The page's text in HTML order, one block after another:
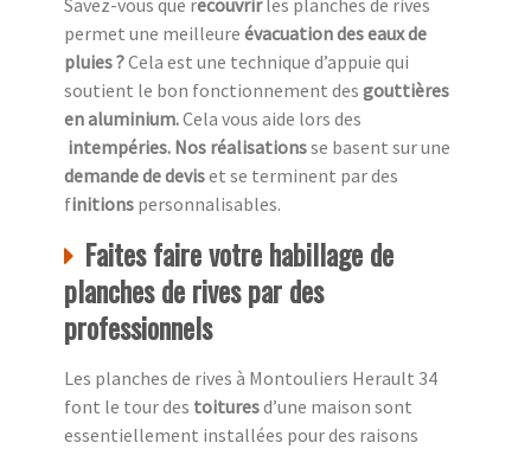
Savez-vous que recouvrirles planches de rives
permet une meilleure évacuation des eaux de
pluies ?Cela est une technique d’appuie qui
soutient le bon fonctionnement des gouttières
en aluminium.Cela vous aide lors des
intempéries. Nos réalisationsse basent sur une
demande de deviset se terminent par des
finitions personnalisables.
Faites faire votre habillage de
planches de rives par des
professionnels
Les planches de rives à Montouliers Herault 34
font le tour des toituresd’une maison sont
essentiellement installées pour des raisons